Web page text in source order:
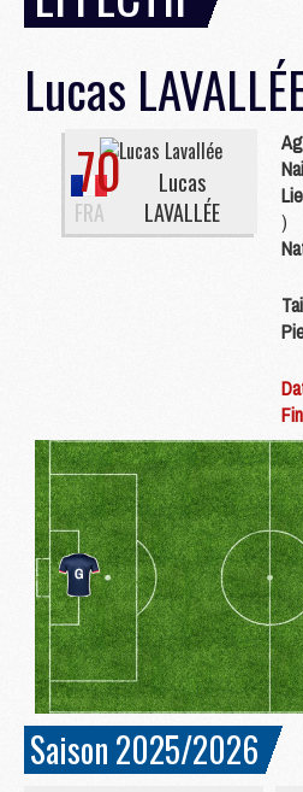
Lucas
70
FRA
Lucas
LAVALLÉE
)
Saison 2025/2026